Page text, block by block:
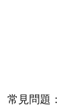
常見問題：